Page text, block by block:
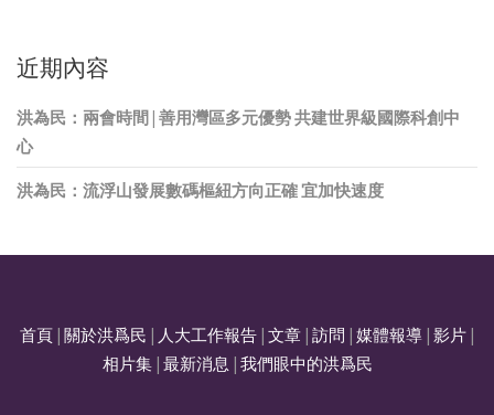
近期內容
洪為民：兩會時間 | 善用灣區多元優勢 共建世界級國際科創中
心
洪為民：流浮山發展數碼樞紐方向正確 宜加快速度
首頁 關於洪爲民 人大工作報告 文章 訪問 媒體報導 影片
相片集| 最新消息 我們眼中的洪爲民